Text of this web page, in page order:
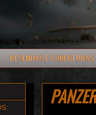
RESENHAS E COBERTURAS